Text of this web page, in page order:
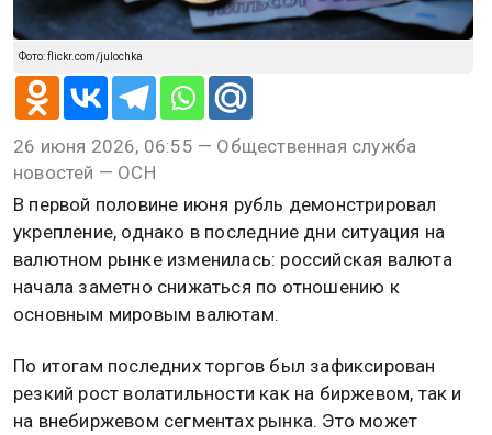
Фото: flickr.com/julochka
26 июня 2026, 06:55 — Общественная служба
новостей — ОСН
В первой половине июня рубль демонстрировал
укрепление, однако в последние дни ситуация на
валютном рынке изменилась: российская валюта
начала заметно снижаться по отношению к
основным мировым валютам.
По итогам последних торгов был зафиксирован
резкий рост волатильности как на биржевом, так и
на внебиржевом сегментах рынка. Это может